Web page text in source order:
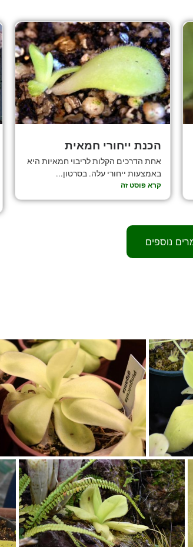
הכנת ייחורי חמאית
אחת הדרכים הקלות לריבוי חמאיות היא
באמצעות ייחורי עלה. בסרטון...
קרא פוסט זה
נוספים